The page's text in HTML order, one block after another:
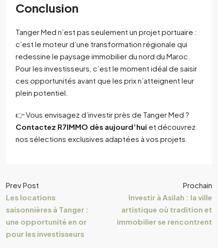
Conclusion
Tanger Med n’est pas seulement un projet portuaire :
c’est le moteur d’une transformation régionale qui
redessine le paysage immobilier du nord du Maroc.
Pour les investisseurs, c’est le moment idéal de saisir
ces opportunités avant que les prix n’atteignent leur
plein potentiel.
👉 Vous envisagez d’investir près de Tanger Med ?
Contactez R7IMMO dès aujourd’hui et découvrez
nos sélections exclusives adaptées à vos projets.
Prev Post
Les locations
saisonnières à Tanger :
une opportunité en or
pour les investisseurs
Prochain
Investir à Asilah : la ville
artistique où tradition et
immobilier se rencontrent